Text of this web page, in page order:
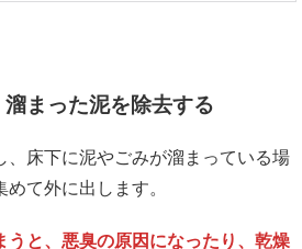
まった泥を除去する
、床下に泥やごみが溜まっている場
て外に出します。
うと、悪臭の原因になったり、乾燥